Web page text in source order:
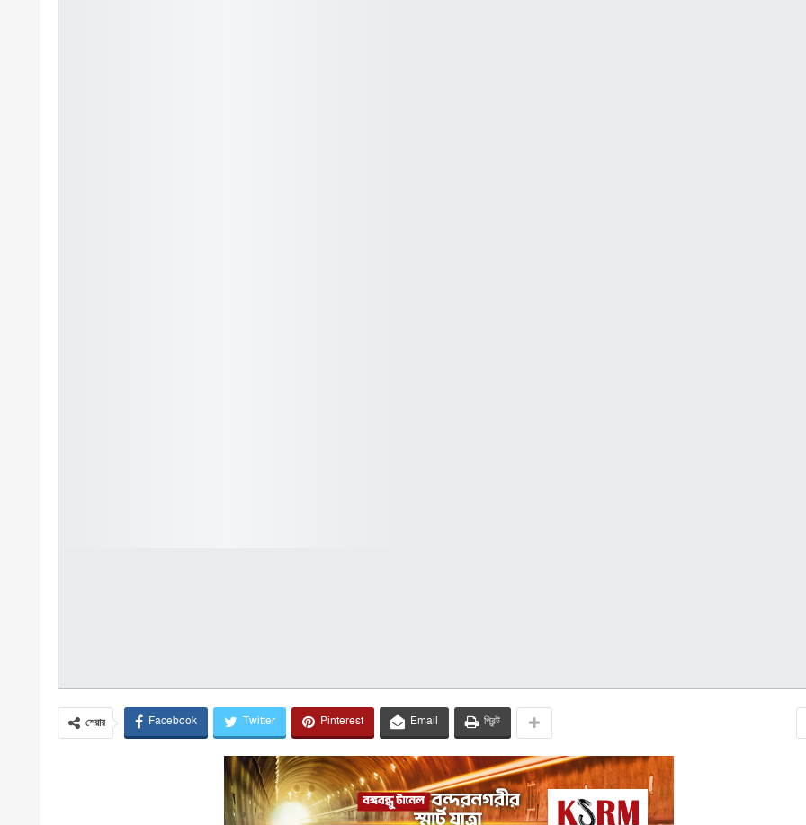
শেয়ার Facebook Twitter Pinterest Email প্রিন্ট